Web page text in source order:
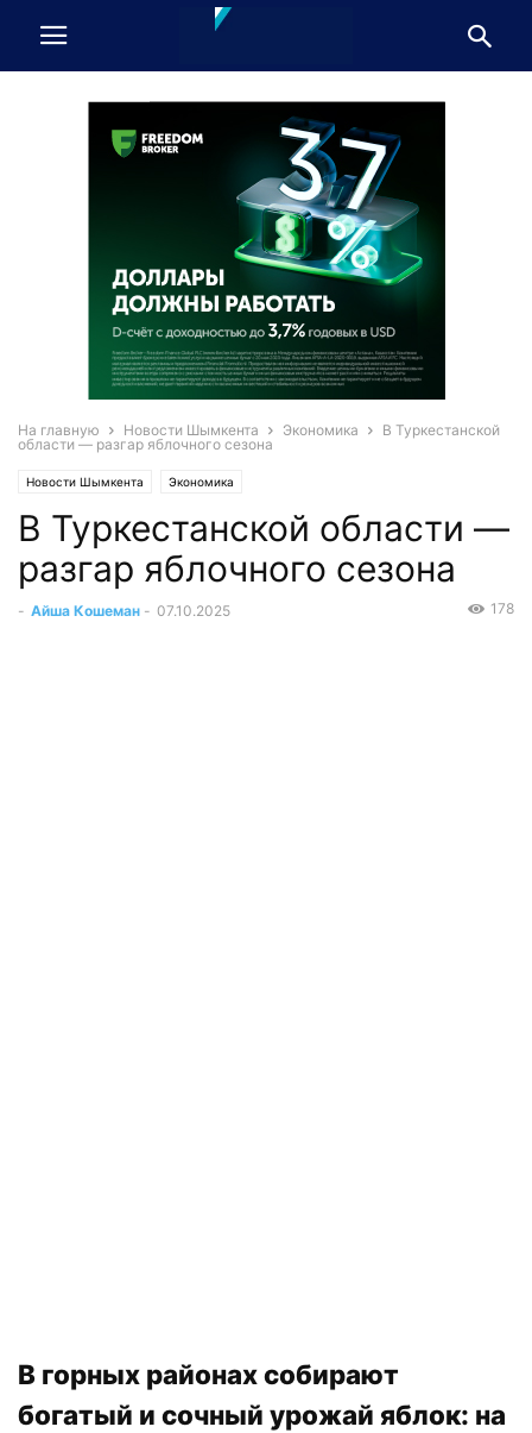
На главную Новости Шымкента Экономика
В Туркестанской
области — разгар яблочного сезона
Новости Шымкента Экономика
В Туркестанской области —
разгар яблочного сезона
- Айша Кошеман - 07.10.2025 178
В горных районах собирают
богатый и сочный урожай яблок: на